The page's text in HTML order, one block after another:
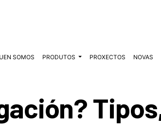
SOMOS PRODUTOS PROXECTOS NOVAS